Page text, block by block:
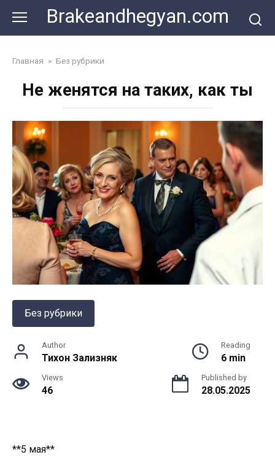
content
Brakeandhegyan.com
Главная » Без рубрики
Не женятся на таких, как ты
Без рубрики
Author
Тихон Зализняк
Reading
6 min
Views
46
Published by
28.05.2025
**5 мая**